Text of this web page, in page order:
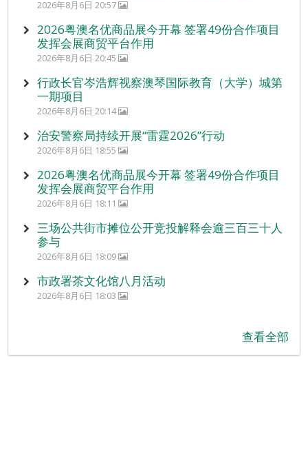
2026年8月6日 20:57
2026粤澳名优商品展今开幕 签署49份合作项目
发挥会展商贸平台作用
2026年8月6日 20:45
行政长官岑浩辉视察澳琴国际教育（大学）城第
一期项目
2026年8月6日 20:14
治安警察局持续开展“雷霆2026”行动
2026年8月6日 18:55
2026粤澳名优商品展今开幕 签署49份合作项目
发挥会展商贸平台作用
2026年8月6日 18:11
三场公共街市摊位公开竞投解释会逾三百三十人
参与
2026年8月6日 18:09
市政署茶文化馆八月活动
2026年8月6日 18:03
查看全部